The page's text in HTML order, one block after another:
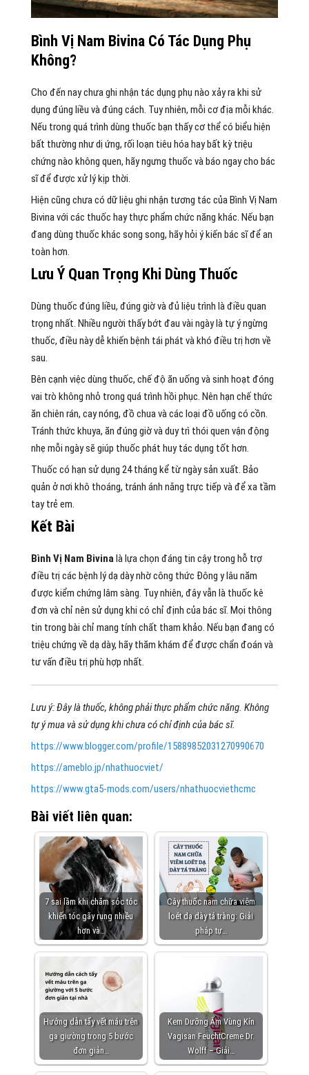
Bình Vị Nam Bivina Có Tác Dụng Phụ
Không?
Cho đến nay chưa ghi nhận tác dụng phụ nào xảy ra khi sử
dụng đúng liều và đúng cách. Tuy nhiên, mỗi cơ địa mỗi khác.
Nếu trong quá trình dùng thuốc bạn thấy cơ thể có biểu hiện
bất thường như dị ứng, rối loạn tiêu hóa hay bất kỳ triệu
chứng nào không quen, hãy ngưng thuốc và báo ngay cho bác
sĩ để được xử lý kịp thời.
Hiện cũng chưa có dữ liệu ghi nhận tương tác của Bình Vị Nam
Bivina với các thuốc hay thực phẩm chức năng khác. Nếu bạn
đang dùng thuốc khác song song, hãy hỏi ý kiến bác sĩ để an
toàn hơn.
Lưu Ý Quan Trọng Khi Dùng Thuốc
Dùng thuốc đúng liều, đúng giờ và đủ liệu trình là điều quan
trọng nhất. Nhiều người thấy bớt đau vài ngày là tự ý ngừng
thuốc, điều này dễ khiến bệnh tái phát và khó điều trị hơn về
sau.
Bên cạnh việc dùng thuốc, chế độ ăn uống và sinh hoạt đóng
vai trò không nhỏ trong quá trình hồi phục. Nên hạn chế thức
ăn chiên rán, cay nóng, đồ chua và các loại đồ uống có cồn.
Tránh thức khuya, ăn đúng giờ và duy trì thói quen vận động
nhẹ mỗi ngày sẽ giúp thuốc phát huy tác dụng tốt hơn.
Thuốc có hạn sử dụng 24 tháng kể từ ngày sản xuất. Bảo
quản ở nơi khô thoáng, tránh ánh nắng trực tiếp và để xa tầm
tay trẻ em.
Kết Bài
Bình Vị Nam Bivinalà lựa chọn đáng tin cậy trong hỗ trợ
điều trị các bệnh lý dạ dày nhờ công thức Đông y lâu năm
được kiểm chứng lâm sàng. Tuy nhiên, đây vẫn là thuốc kê
đơn và chỉ nên sử dụng khi có chỉ định của bác sĩ. Mọi thông
tin trong bài chỉ mang tính chất tham khảo. Nếu bạn đang có
triệu chứng về dạ dày, hãy thăm khám để được chẩn đoán và
tư vấn điều trị phù hợp nhất.
Lưu ý: Đây là thuốc, không phải thực phẩm chức năng. Không
tự ý mua và sử dụng khi chưa có chỉ định của bác sĩ.
https://www.blogger.com/profile/15889852031270990670
https://ameblo.jp/nhathuocviet/
https://www.gta5-mods.com/users/nhathuocviethcmc
Bài viết liên quan:
7 sai lầm khi chăm sóc tóc
khiến tóc gãy rụng nhiều
hơn và…
Cây thuốc nam chữa viêm
loét dạ dày tá tràng: Giải
pháp tự…
Hướng dẫn tẩy vết máu trên
ga giường trong 5 bước
đơn giản…
Kem Dưỡng Ẩm Vùng Kín
Vagisan FeuchtCreme Dr.
Wolff – Giải…